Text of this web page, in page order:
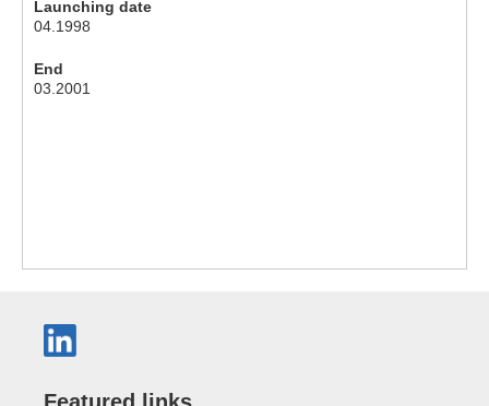
Launching date
04.1998
End
03.2001